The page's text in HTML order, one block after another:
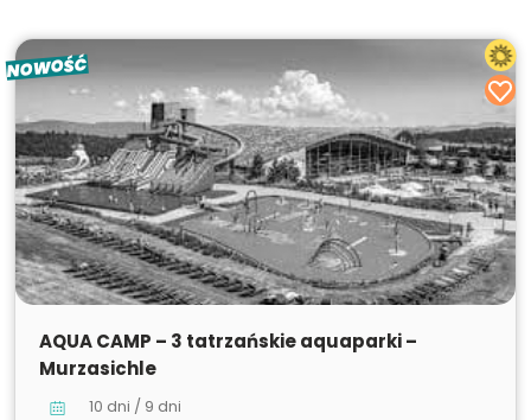
NOWOŚĆ
SPRZEDANE
AQUA CAMP – 3 tatrzańskie aquaparki –
Murzasichle
10 dni / 9 dni